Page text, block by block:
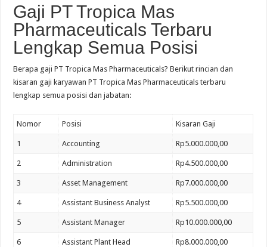
Gaji PT Tropica Mas
Pharmaceuticals Terbaru
Lengkap Semua Posisi
Berapa gaji PT Tropica Mas Pharmaceuticals? Berikut rincian dan
kisaran gaji karyawan PT Tropica Mas Pharmaceuticals terbaru
lengkap semua posisi dan jabatan:
Nomor Posisi Kisaran Gaji
1 Accounting Rp5.000.000,00
2 Administration Rp4.500.000,00
3 Asset Management Rp7.000.000,00
4 Assistant Business Analyst Rp5.500.000,00
5 Assistant Manager Rp10.000.000,00
6 Assistant Plant Head Rp8.000.000,00